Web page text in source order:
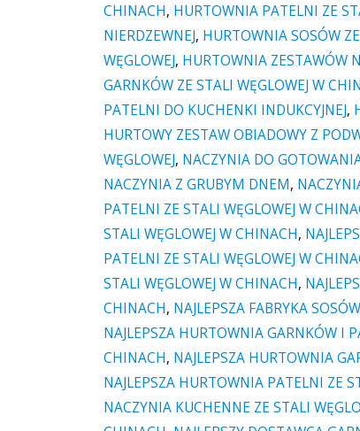
CHINACH, HURTOWNIA PATELNI ZE
NIERDZEWNEJ, HURTOWNIA SOSÓW
WĘGLOWEJ, HURTOWNIA ZESTAWÓW
GARNKÓW ZE STALI WĘGLOWEJ W
PATELNI DO KUCHENKI INDUKCYJNEJ,
HURTOWY ZESTAW OBIADOWY Z
WĘGLOWEJ, NACZYNIA DO
NACZYNIA Z GRUBYM DNEM,
PATELNI ZE STALI WĘGLOWEJ W
STALI WĘGLOWEJ W CHINACH,
PATELNI ZE STALI WĘGLOWEJ W
STALI WĘGLOWEJ W CHINACH,
CHINACH, NAJLEPSZA FABRYKA
NAJLEPSZA HURTOWNIA GARNKÓW I
CHINACH, NAJLEPSZA HURTOWNIA
NAJLEPSZA HURTOWNIA PATELNI ZE
NACZYNIA KUCHENNE ZE STALI